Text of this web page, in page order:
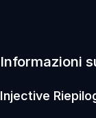
Informazioni
Injective